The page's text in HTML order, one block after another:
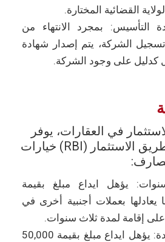
القضائية المختارة.
التأسيس: بمجرد الانتهاء من
الشركة، يتم إصدار شهادة
كدليل على وجود الشركة.
في العقارات، يوفر
برنامج الإقامة عن طريق الاستثمار (RBI) خيارات
يؤهل ايداع مبلغ بقيمة
أو ما يعادلها بعملات أجنبية أخرى في
إقامة لمدة ثلاث سنوات.
إقامة لمدة سنة واحدة: يؤهل ايداع مبلغ بقيمة 50,000